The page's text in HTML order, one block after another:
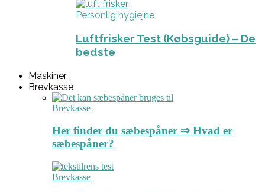
Personlig hygiejne
Luftfrisker Test (Købsguide) – De
bedste
Maskiner
Brevkasse
Brevkasse
Her finder du sæbespåner ⇒ Hvad er
sæbespåner?
Brevkasse